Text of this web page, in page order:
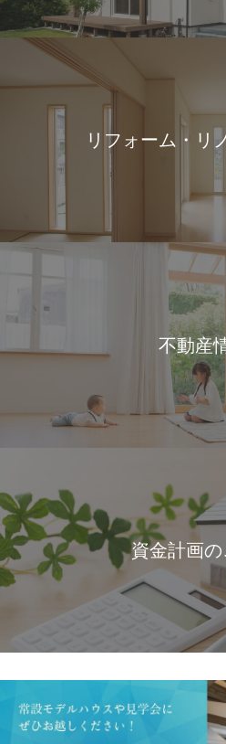
リフォーム・リ
不動産
資金計画